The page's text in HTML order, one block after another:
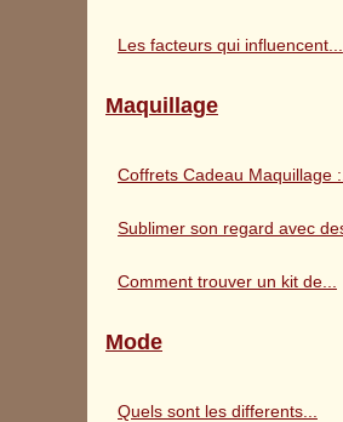
Les facteurs qui influencent...
Maquillage
Coffrets Cadeau Maquillage
Sublimer son regard avec
Comment trouver un kit de...
Mode
Quels sont les differents...